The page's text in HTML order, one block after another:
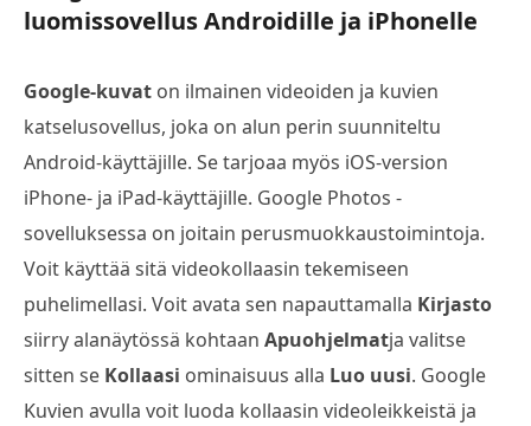
luomissovellus Androidille ja iPhonelle
Google-kuvat on ilmainen videoiden ja kuvien
katselusovellus, joka on alun perin suunniteltu
Android-käyttäjille. Se tarjoaa myös iOS-version
iPhone- ja iPad-käyttäjille. Google Photos -
sovelluksessa on joitain perusmuokkaustoimintoja.
Voit käyttää sitä videokollaasin tekemiseen
puhelimellasi. Voit avata sen napauttamalla Kirjasto
siirry alanäytössä kohtaan Apuohjelmatja valitse
sitten se Kollaasi ominaisuus alla Luo uusi. Google
Kuvien avulla voit luoda kollaasin videoleikkeistä ja